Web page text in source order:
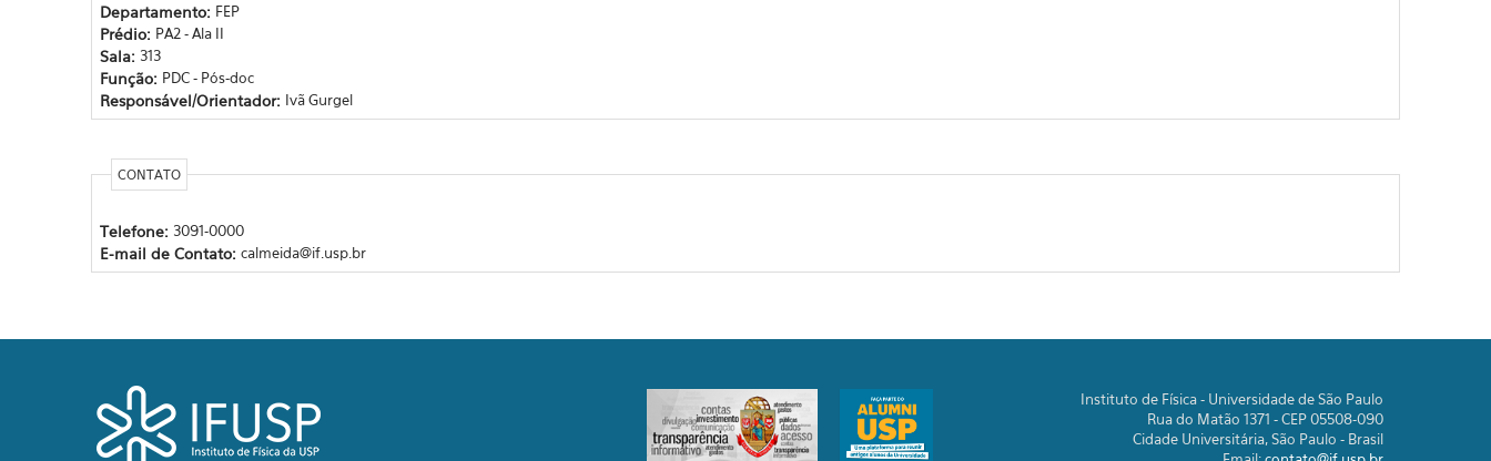
Departamento: FEP
Prédio: PA2 - Ala II
Sala: 313
Função: PDC - Pós-doc
Responsável/Orientador: Ivã Gurgel
CONTATO
Telefone: 3091-0000
E-mail de Contato: calmeida@if.usp.br
Instituto de Física - Universidade de São Paulo
Rua do Matão 1371 - CEP 05508-090
Cidade Universitária, São Paulo - Brasil